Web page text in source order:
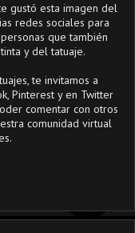
gustó esta imagen del
redes sociales para
que también
y del tatuaje.
te invitamos a
Pinterest y en Twitter
comentar con otros
comunidad virtual